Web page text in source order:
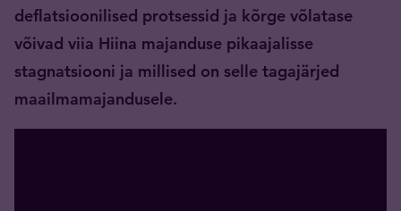
deflatsioonilised protsessid ja kõrge võlatase
võivad viia Hiina majanduse pikaajalisse
stagnatsiooni ja millised on selle tagajärjed
maailmamajandusele.